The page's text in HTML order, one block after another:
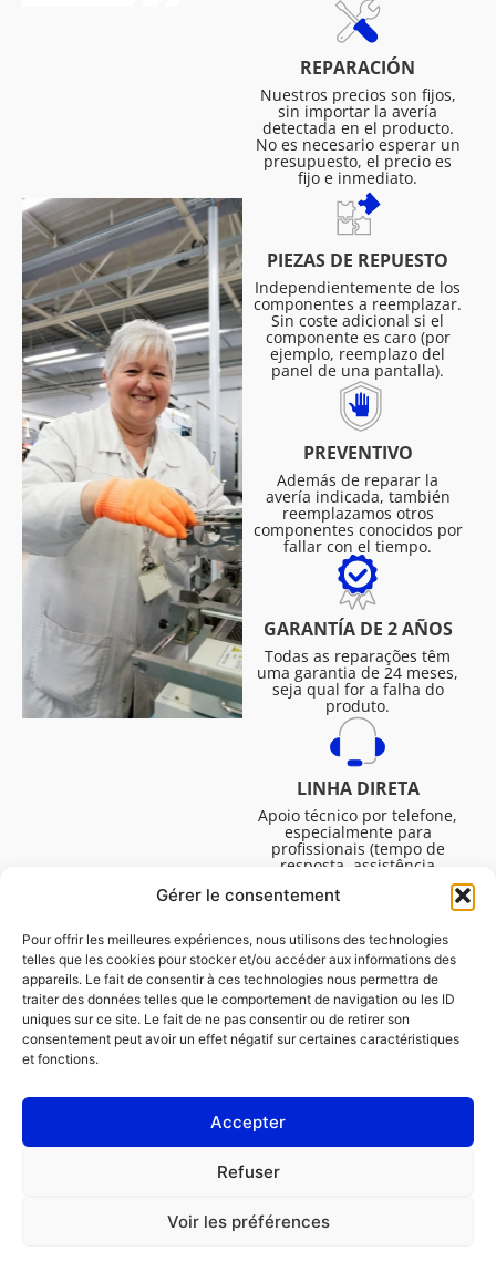
Gérer le consentement
Pour offrir les meilleures expériences, nous utilisons des technologies
telles que les cookies pour stocker et/ou accéder aux informations des
appareils. Le fait de consentir à ces technologies nous permettra de
traiter des données telles que le comportement de navigation ou les ID
uniques sur ce site. Le fait de ne pas consentir ou de retirer son
consentement peut avoir un effet négatif sur certaines caractéristiques
et fonctions.
Accepter
Refuser
Voir les préférences
REPARACIÓN
Nuestros precios son fijos,
sin importar la avería
detectada en el producto.
No es necesario esperar un
presupuesto, el precio es
fijo e inmediato.
PIEZAS DE REPUESTO
Independientemente de los
componentes a reemplazar.
Sin coste adicional si el
componente es caro (por
ejemplo, reemplazo del
panel de una pantalla).
PREVENTIVO
Además de reparar la
avería indicada, también
reemplazamos otros
componentes conocidos por
fallar con el tiempo.
GARANTÍA DE 2 AÑOS
Todas as reparações têm
uma garantia de 24 meses,
seja qual for a falha do
produto.
LINHA DIRETA
Apoio técnico por telefone,
especialmente para
profissionais (tempo de
resposta, assistência
técnica, etc.). De segunda a
sexta-feira, das 08:30 às